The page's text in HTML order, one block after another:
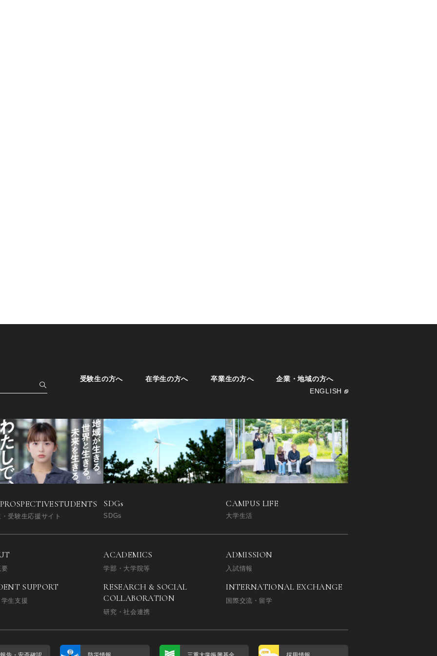
受験生の方へ 在学生の方へ 卒業生の方へ
企業・地域の方へ
ENGLISH
STUDENTS
受験生応援サイト
SDGs
SDGs
CAMPUS LIFE
大学生活
要
ACADEMICS
学部・大学院等
ADMISSION
入試情報
SUPPORT
生支援
RESEARCH & SOCIAL
COLLABORATION
研究・社会連携
INTERNATIONAL EXCHANGE
国際交流・留学